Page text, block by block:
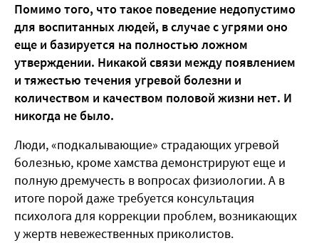
Помимо того, что такое поведение недопустимо
для воспитанных людей, в случае с угрями оно
еще и базируется на полностью ложном
утверждении. Никакой связи между появлением
и тяжестью течения угревой болезни и
количеством и качеством половой жизни нет. И
никогда не было.
Люди, «подкалывающие» страдающих угревой
болезнью, кроме хамства демонстрируют еще и
полную дремучесть в вопросах физиологии. А в
итоге порой даже требуется консультация
психолога для коррекции проблем, возникающих
у жертв невежественных приколистов.